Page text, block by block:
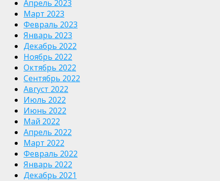
Апрель 2023
Март 2023
Февраль 2023
Январь 2023
Декабрь 2022
Ноябрь 2022
Октябрь 2022
Сентябрь 2022
Август 2022
Июль 2022
Июнь 2022
Май 2022
Апрель 2022
Март 2022
Февраль 2022
Январь 2022
Декабрь 2021